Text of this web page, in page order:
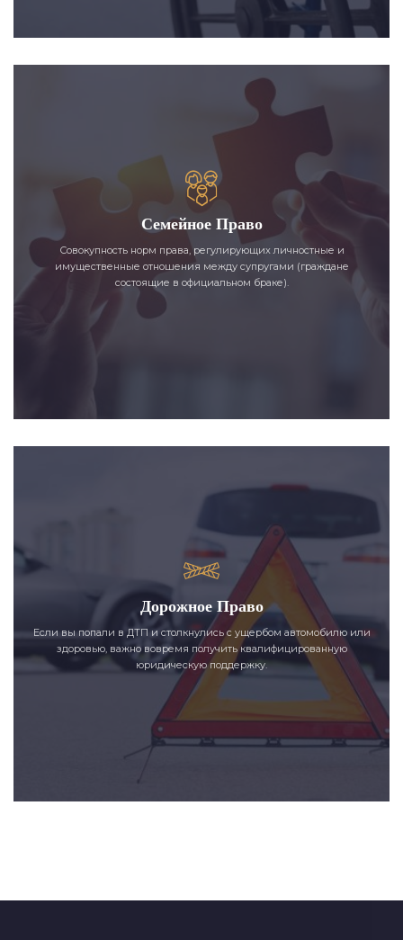
Семейное Право
Совокупность норм права, регулирующих личностные и
имущественные отношения между супругами (граждане
состоящие в официальном браке).
Дорожное Право
Если вы попали в ДТП и столкнулись с ущербом автомобилю или
здоровью, важно вовремя получить квалифицированную
юридическую поддержку.